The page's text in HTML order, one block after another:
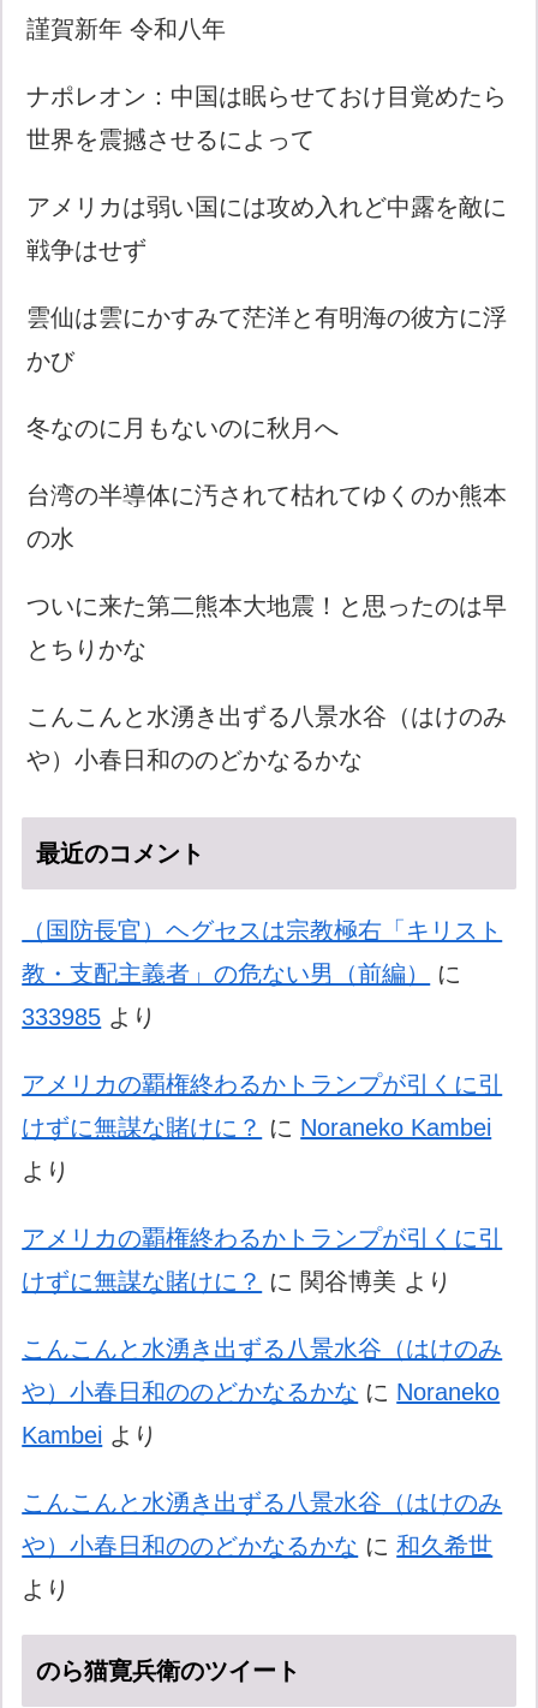
謹賀新年 令和八年
ナポレオン：中国は眠らせておけ目覚めたら
世界を震撼させるによって
アメリカは弱い国には攻め入れど中露を敵に
戦争はせず
雲仙は雲にかすみて茫洋と有明海の彼方に浮
かび
冬なのに月もないのに秋月へ
台湾の半導体に汚されて枯れてゆくのか熊本
の水
ついに来た第二熊本大地震！と思ったのは早
とちりかな
こんこんと水湧き出ずる八景水谷（はけのみ
や）小春日和ののどかなるかな
最近のコメント
（国防長官）ヘグセスは宗教極右「キリスト
教・支配主義者」の危ない男（前編）
に
333985 より
アメリカの覇権終わるかトランプが引くに引
けずに無謀な賭けに？ に Noraneko Kambei
より
アメリカの覇権終わるかトランプが引くに引
けずに無謀な賭けに？ に 関谷博美 より
こんこんと水湧き出ずる八景水谷（はけのみ
や）小春日和ののどかなるかな に Noraneko
Kambei より
こんこんと水湧き出ずる八景水谷（はけのみ
や）小春日和ののどかなるかな に和久希世
より
のら猫寛兵衛のツイート